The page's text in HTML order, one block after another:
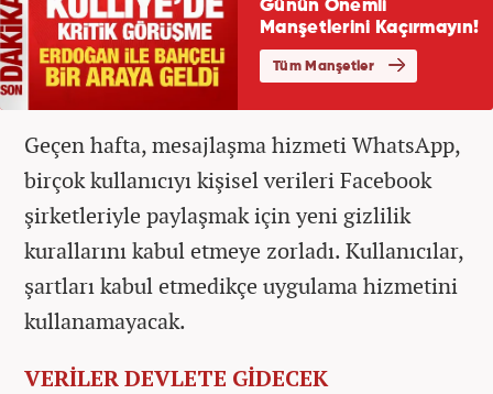
Geçen hafta, mesajlaşma hizmeti WhatsApp,
birçok kullanıcıyı kişisel verileri Facebook
şirketleriyle paylaşmak için yeni gizlilik
kurallarını kabul etmeye zorladı. Kullanıcılar,
şartları kabul etmedikçe uygulama hizmetini
kullanamayacak.
VERİLER DEVLETE GİDECEK